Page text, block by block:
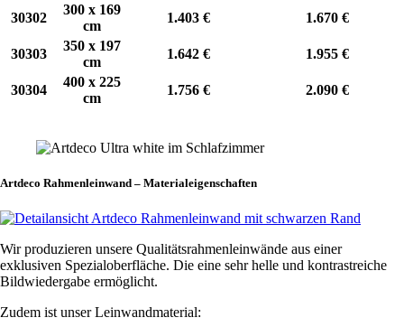
30302
300 x 169
cm
1.403 € 1.670 €
30303
350 x 197
cm
1.642 € 1.955 €
30304
400 x 225
cm
1.756 €
2.090 €
Artdeco Rahmenleinwand – Materialeigenschaften
Wir produzieren unsere Qualitätsrahmenleinwände aus einer
exklusiven Spezialoberfläche. Die eine sehr helle und kontrastreiche
Bildwiedergabe ermöglicht.
Zudem ist unser Leinwandmaterial: